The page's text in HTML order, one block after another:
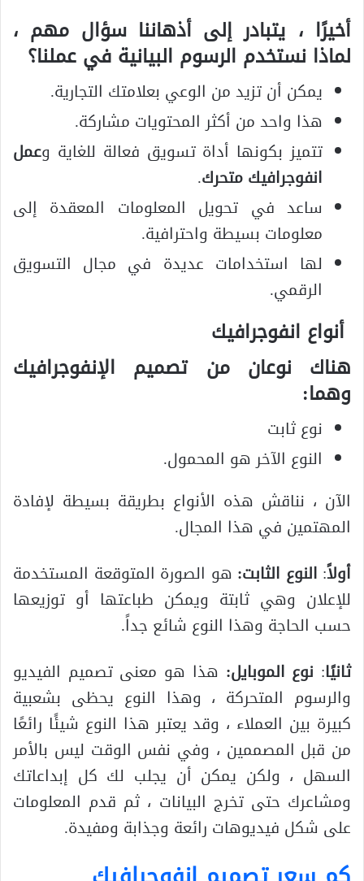
أخيرًا ، يتبادر إلى أذهاننا سؤال مهم ،
لماذا نستخدم الرسوم البيانية في عملنا؟
يمكن أن تزيد من الوعي بعلامتك التجارية.
هذا واحد من أكثر المحتويات مشاركة.
تتميز بكونها أداة تسويق فعالة للغاية وعمل
انفوجرافيك متحرك.
ساعد في تحويل المعلومات المعقدة إلى
معلومات بسيطة واحترافية.
لها استخدامات عديدة في مجال التسويق
الرقمي.
أنواع انفوجرافيك
هناك نوعان من تصميم الإنفوجرافيك
وهما:
نوع ثابت
النوع الآخر هو المحمول.
الآن ، نناقش هذه الأنواع بطريقة بسيطة لإفادة
المهتمين في هذا المجال.
أولاً: النوع الثابت: هو الصورة المتوقعة المستخدمة
للإعلان وهي ثابتة ويمكن طباعتها أو توزيعها
حسب الحاجة وهذا النوع شائع جداً.
ثانيًا: نوع الموبايل: هذا هو معنى تصميم الفيديو
والرسوم المتحركة ، وهذا النوع يحظى بشعبية
كبيرة بين العملاء ، وقد يعتبر هذا النوع شيئًا رائعًا
من قبل المصممين ، وفي نفس الوقت ليس بالأمر
السهل ، ولكن يمكن أن يجلب لك كل إبداعاتك
ومشاعرك حتى تخرج البيانات ، ثم قدم المعلومات
على شكل فيديوهات رائعة وجذابة ومفيدة.